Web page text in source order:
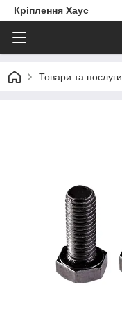
Кріплення Хаус
Товари та послуги